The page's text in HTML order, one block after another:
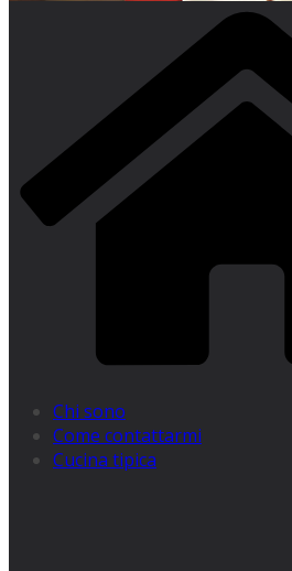
Chi sono
Come contattarmi
Cucina tipica